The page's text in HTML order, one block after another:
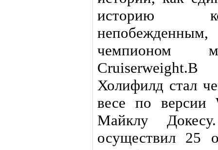
историю
чемпионом
Холифилд стал
весе по версии
Майклу
осуществил 25